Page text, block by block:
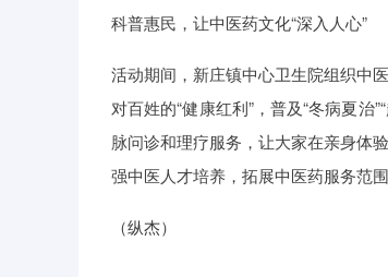
科普惠民，让中医药文化“深入人心”
活动期间，新庄镇中心卫生院组织中
对百姓的“健康红利”，普及“冬病夏
脉问诊和理疗服务，让大家在亲身体
强中医人才培养，拓展中医药服务范
（纵杰）